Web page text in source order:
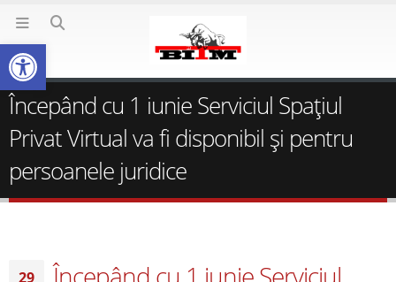
Începând cu 1 iunie Serviciul Spațiul
Privat Virtual va fi disponibil și pentru
persoanele juridice
29
Deschide bara de unelte